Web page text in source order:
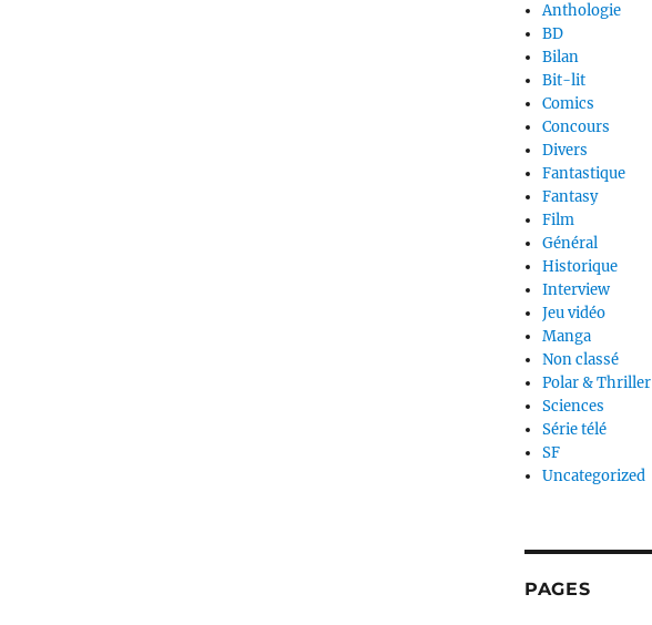
Anthologie
BD
Bilan
Bit-lit
Comics
Concours
Divers
Fantastique
Fantasy
Film
Général
Historique
Interview
Jeu vidéo
Manga
Non classé
Polar & Thriller
Sciences
Série télé
SF
Uncategorized
PAGES